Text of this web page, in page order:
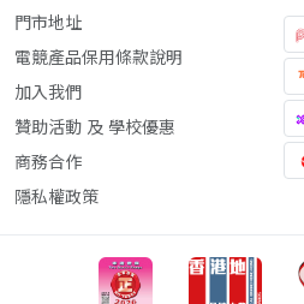
門市地址
電競產品保用條款說明
加入我們
贊助活動 及 學校優惠
商務合作
隱私權政策